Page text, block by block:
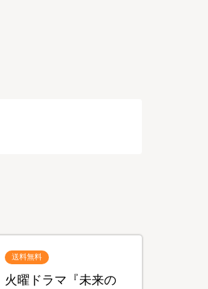
送料無料
火曜ドラマ『未来の